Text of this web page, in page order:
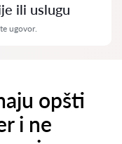
ili uslugu
ugovor.
opšti
i ne